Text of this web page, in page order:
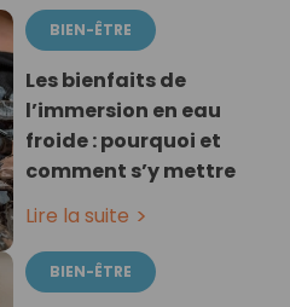
BIEN-ÊTRE
Les bienfaits de
l’immersion en eau
froide : pourquoi et
comment s’y mettre
Lire la suite
BIEN-ÊTRE